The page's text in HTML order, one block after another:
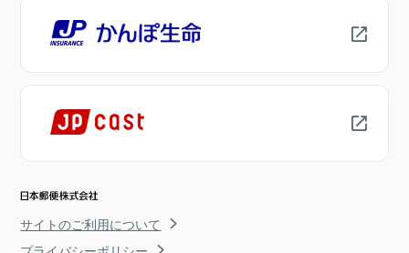
サイトのご利用について